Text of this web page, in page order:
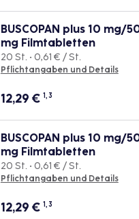
BUSCOPAN plus 10 mg/
mg Filmtabletten
20 St. • 0,61 € / St.
Pflichtangaben und Details
12,29 € 1, 3
BUSCOPAN plus 10 mg/
mg Filmtabletten
20 St. • 0,61 € / St.
Pflichtangaben und Details
12,29 € 1, 3